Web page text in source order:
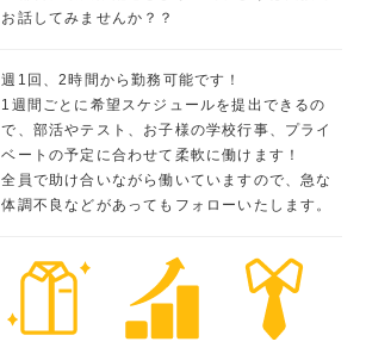
お話してみませんか？？
週1回、2時間から勤務可能です！
1週間ごとに希望スケジュールを提出できるの
で、部活やテスト、お子様の学校行事、プライ
ベートの予定に合わせて柔軟に働けます！
全員で助け合いながら働いていますので、急な
体調不良などがあってもフォローいたします。